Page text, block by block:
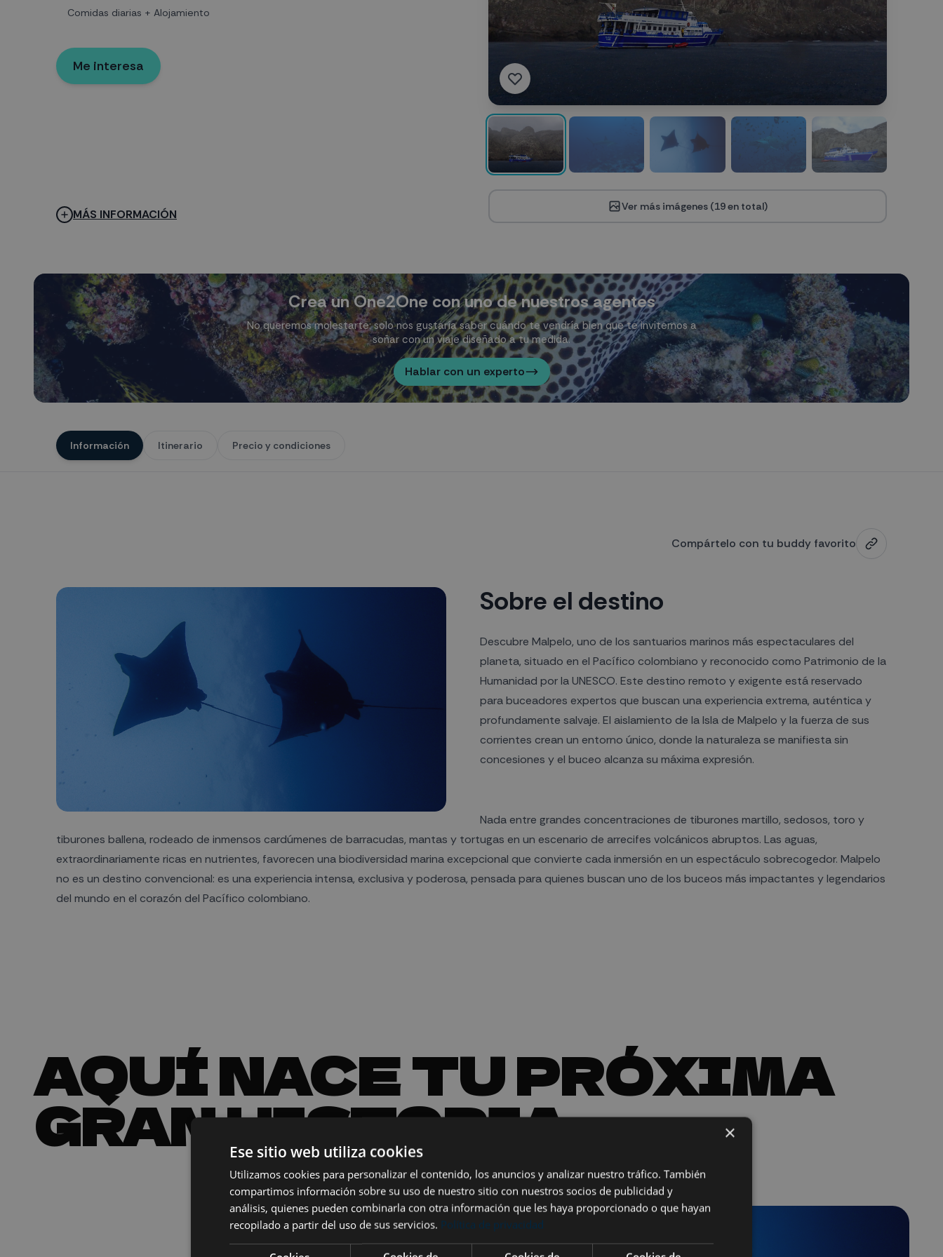
Comidas diarias + Alojamiento
Me interesa
MÁS INFORMACIÓN
Ver más imágenes (19en total)
Crea un One2One con uno de nuestros agentes
No queremos molestarte: solo nos gustaría saber cuándo te vendría bien que te invitemos a
soñar con un viaje diseñado a tu medida.
Hablar con un experto
Información Itinerario Precio y condiciones
Compártelo con tu buddy favorito
Sobre el destino
Descubre Malpelo, uno de los santuarios marinos más espectaculares del
planeta, situado en el Pacífico colombiano y reconocido como Patrimonio de la
Humanidad por la UNESCO. Este destino remoto y exigente está reservado
para buceadores expertos que buscan una experiencia extrema, auténtica y
profundamente salvaje. El aislamiento de la Isla de Malpelo y la fuerza de sus
corrientes crean un entorno único, donde la naturaleza se manifiesta sin
concesiones y el buceo alcanza su máxima expresión.
Nada entre grandes concentraciones de tiburones martillo, sedosos, toro y
tiburones ballena, rodeado de inmensos cardúmenes de barracudas, mantas y tortugas en un escenario de arrecifes volcánicos abruptos. Las aguas,
extraordinariamente ricas en nutrientes, favorecen una biodiversidad marina excepcional que convierte cada inmersión en un espectáculo sobrecogedor. Malpelo
no es un destino convencional: es una experiencia intensa, exclusiva y poderosa, pensada para quienes buscan uno de los buceos más impactantes y legendarios
del mundo en el corazón del Pacífico colombiano.
AQUÍ NACE TU PRÓXIMA
GRAN HISTORIA. ×
Ese sitio web utiliza cookies
Utilizamos cookies para personalizar el contenido, los anuncios y analizar nuestro tráfico. También
compartimos información sobre su uso de nuestro sitio con nuestros socios de publicidad y
análisis, quienes pueden combinarla con otra información que les haya proporcionado o que hayan
recopilado a partir del uso de sus servicios. Política de privacidad